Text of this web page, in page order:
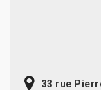
33 rue